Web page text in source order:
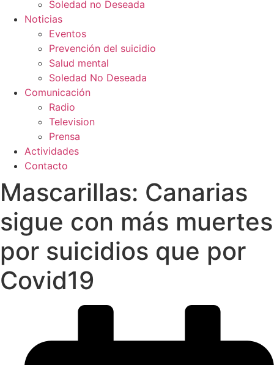
Soledad no Deseada
Noticias
Eventos
Prevención del suicidio
Salud mental
Soledad No Deseada
Comunicación
Radio
Television
Prensa
Actividades
Contacto
Mascarillas: Canarias
sigue con más muertes
por suicidios que por
Covid19